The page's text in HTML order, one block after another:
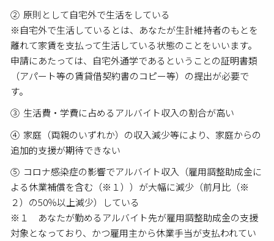
② 原則として自宅外で生活をしている
※自宅外で生活しているとは、あなたが生計維持者のもとを
離れて家賃を支払って生活している状態のことをいいます。
申請にあたっては、自宅外通学であるということの証明書類
（アパート等の賃貸借契約書のコピー等）の提出が必要で
す。
③ 生活費・学費に占めるアルバイト収入の割合が高い
④ 家庭（両親のいずれか）の収入減少等により、家庭からの
追加的支援が期待できない
⑤ コロナ感染症の影響でアルバイト収入（雇用調整助成金に
よる休業補償を含む（※１））が大幅に減少（前月比（※
２）の50％以上減少）している
※１ あなたが勤めるアルバイト先が雇用調整助成金の支援
対象となっており、かつ雇用主から休業手当が支払われてい